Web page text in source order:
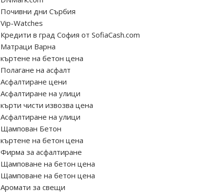
Почивни дни Сърбия
Vip-Watches
Кредити в град София от SofiaCash.com
Матраци Варна
къртене на бетон цена
Полагане на асфалт
Асфалтиране цени
Асфалтиране на улици
кърти чисти извозва цена
Асфалтиране на улици
Щампован Бетон
къртене на бетон цена
Фирма за асфалтиране
Щамповане на бетон цена
Щамповане на бетон цена
Аромати за свещи